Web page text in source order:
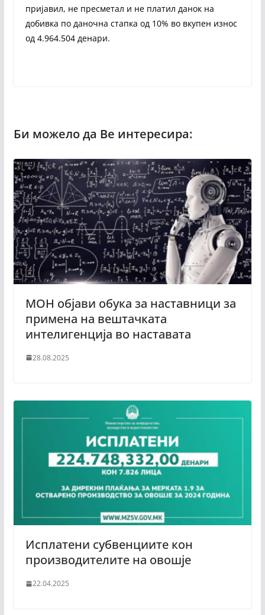
пријавил, не пресметал и не платил данок на
добивка по даночна стапка од 10% во вкупен износ
од 4.964.504 денари.
МОН објави обука за наставници за
примена на вештачката
интелигенција во наставата
28.08.2025
Исплатени субвенциите кон
производителите на овошје
22.04.2025